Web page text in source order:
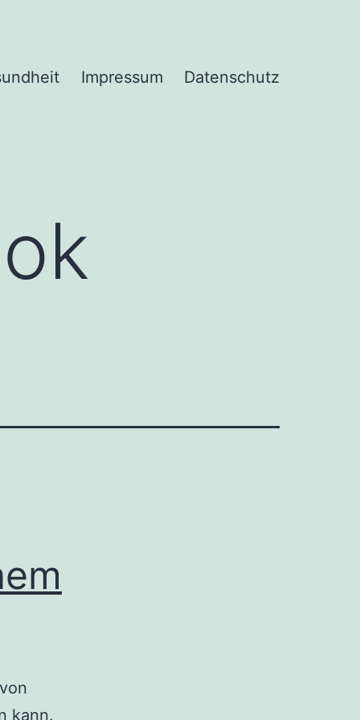
Impressum Datenschutz
kann.